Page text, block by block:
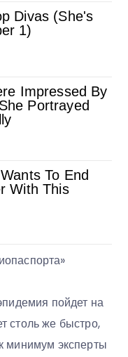
пойдет на
столь же быстро,
минимум эксперты